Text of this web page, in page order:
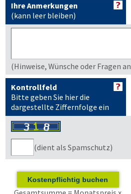
Ihre Anmerkungen
(kann leer bleiben)
(Hinweise, Wünsche oder Fragen
Kontrollfeld
Bitte geben Sie hier die
dargestellte Ziffernfolge ein
(dient als Spamschutz)
Kostenpflichtig buchen